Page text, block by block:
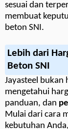
sesuai dan
membuat
beton SNI.
Lebih dari
Beton SNI
Jayasteel
mengetahui
panduan, dan
Mulai dari cara
kebutuhan